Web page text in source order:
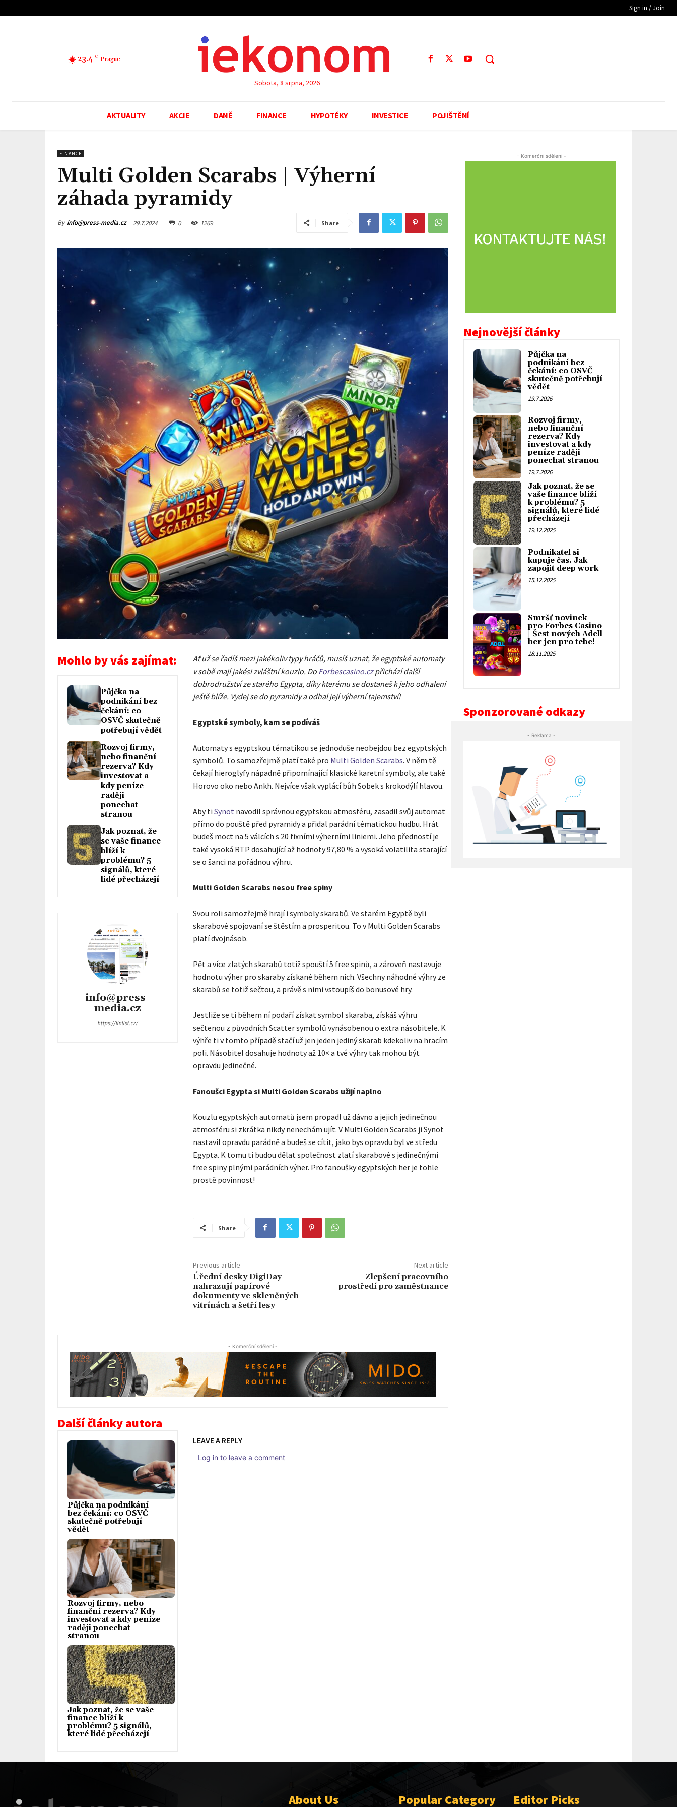
Sign in / Join
23.4 C Prague
Sobota, 8 srpna, 2026
AKTUALITY AKCIE DANĚ FINANCE HYPOTÉKY INVESTICE POJIŠTĚNÍ
FINANCE
Multi Golden Scarabs | Výherní
záhada pyramidy
By info@press-media.cz 29.7.2024 0 1269 Share
Mohlo by vás zajímat:
Půjčka na
podnikání bez
čekání: co
OSVČ skutečně
potřebují vědět
Rozvoj firmy,
nebo finanční
rezerva? Kdy
investovat a
kdy peníze
raději
ponechat
stranou
Jak poznat, že
se vaše finance
blíží k
problému? 5
signálů, které
lidé přecházejí
info@press-
media.cz
https://finlist.cz/
Ať už se řadíš mezi jakékoliv typy hráčů, musíš uznat, že egyptské automaty
v sobě mají jakési zvláštní kouzlo. Do Forbescasino.czpřichází další
dobrodružství ze starého Egypta, díky kterému se dostaneš k jeho odhalení
ještě blíže. Vydej se do pyramidy a odhal její výherní tajemství!
Egyptské symboly, kam se podíváš
Automaty s egyptskou tématikou se jednoduše neobejdou bez egyptských
symbolů. To samozřejmě platí také pro Multi Golden Scarabs. V něm tě
čekají hieroglyfy nápadně připomínající klasické karetní symboly, ale také
Horovo oko nebo Ankh. Nejvíce však vyplácí bůh Sobek s krokodýlí hlavou.
Aby ti Synot navodil správnou egyptskou atmosféru, zasadil svůj automat
přímo do pouště před pyramidy a přidal parádní tématickou hudbu. Hrát
budeš moct na 5 válcích s 20 fixními výherními liniemi. Jeho předností je
také vysoká RTP dosahující až hodnoty 97,80 % a vysoká volatilita starající
se o šanci na pořádnou výhru.
Multi Golden Scarabs nesou free spiny
Svou roli samozřejmě hrají i symboly skarabů. Ve starém Egyptě byli
skarabové spojovaní se štěstím a prosperitou. To v Multi Golden Scarabs
platí dvojnásob.
Pět a více zlatých skarabů totiž spouští 5 free spinů, a zároveň nastavuje
hodnotu výher pro skaraby získané během nich. Všechny náhodné výhry ze
skarabů se totiž sečtou, a právě s nimi vstoupíš do bonusové hry.
Jestliže se ti během ní podaří získat symbol skaraba, získáš výhru
sečtenou z původních Scatter symbolů vynásobenou o extra násobitele. K
výhře ti v tomto případě stačí už jen jeden jediný skarab kdekoliv na hracím
poli. Násobitel dosahuje hodnoty až 10× a tvé výhry tak mohou být
opravdu jedinečné.
Fanoušci Egypta si Multi Golden Scarabs užijí naplno
Kouzlu egyptských automatů jsem propadl už dávno a jejich jedinečnou
atmosféru si zkrátka nikdy nenechám ujít. V Multi Golden Scarabs ji Synot
nastavil opravdu parádně a budeš se cítit, jako bys opravdu byl ve středu
Egypta. K tomu ti budou dělat společnost zlatí skarabové s jedinečnými
free spiny plnými parádních výher. Pro fanoušky egyptských her je tohle
prostě povinnost!
Share
Previous article
Úřední desky DigiDay
nahrazují papírové
dokumenty ve skleněných
vitrínách a šetří lesy
Next article
Zlepšení pracovního
prostředí pro zaměstnance
- Komerční sdělení -
Další články autora
Půjčka na podnikání
bez čekání: co OSVČ
skutečně potřebují
vědět
Rozvoj firmy, nebo
finanční rezerva? Kdy
investovat a kdy peníze
raději ponechat
stranou
Jak poznat, že se vaše
finance blíží k
problému? 5 signálů,
které lidé přecházejí
LEAVE A REPLY
Log in to leave a comment
- Komerční sdělení -
Nejnovější články
Půjčka na
podnikání bez
čekání: co OSVČ
skutečně potřebují
vědět
19.7.2026
Rozvoj firmy,
nebo finanční
rezerva? Kdy
investovat a kdy
peníze raději
ponechat stranou
19.7.2026
Jak poznat, že se
vaše finance blíží
k problému? 5
signálů, které lidé
přecházejí
19.12.2025
Podnikatel si
kupuje čas. Jak
zapojit deep work
15.12.2025
Smršť novinek
pro Forbes Casino
| Šest nových Adell
her jen pro tebe!
18.11.2025
Sponzorované odkazy
- Reklama -
About Us Popular Category Editor Picks